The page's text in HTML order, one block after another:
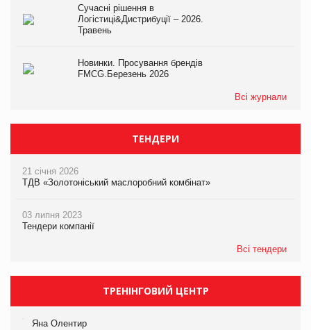
Сучасні рішення в
Логістиці&Дистрибуції – 2026.
Травень
Новинки. Просування брендів
FMCG.Березень 2026
Всі журнали
ТЕНДЕРИ
21 січня 2026
ТДВ «Золотоніський маслоробний комбінат»
03 липня 2023
Тендери компанії
Всі тендери
ТРЕНІНГОВИЙ ЦЕНТР
Яна Олентир